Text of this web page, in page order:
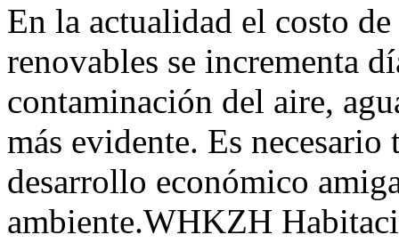
En la actualidad el costo
renovables se incrementa
contaminación del aire,
más evidente. Es
desarrollo económico
ambiente.WHKZH